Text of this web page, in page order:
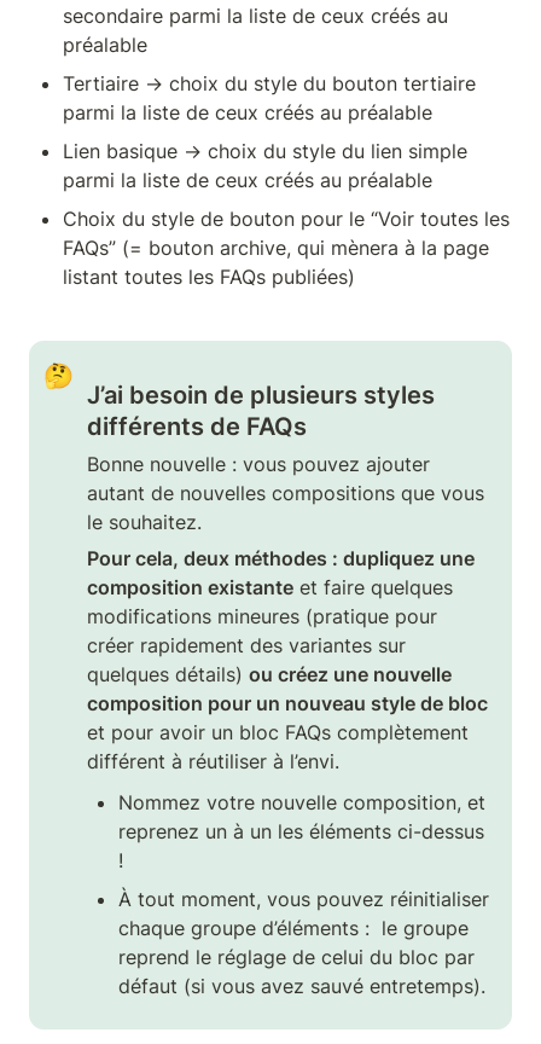
secondaire parmi la liste de ceux créés au
préalable
Tertiaire → choix du style du bouton tertiaire
parmi la liste de ceux créés au préalable
Lien basique → choix du style du lien simple
parmi la liste de ceux créés au préalable
Choix du style de bouton pour le “Voir toutes les
FAQs” (= bouton archive, qui mènera à la page
listant toutes les FAQs publiées)
🤔
J’ai besoin de plusieurs styles
différents de FAQs
Bonne nouvelle : vous pouvez ajouter
autant de nouvelles compositions que vous
le souhaitez.
Pour cela, deux méthodes : dupliquez une
composition existante et faire quelques
modifications mineures (pratique pour
créer rapidement des variantes sur
quelques détails) ou créez une nouvelle
composition pour un nouveau style de bloc
et pour avoir un bloc FAQs complètement
différent à réutiliser à l’envi.
Nommez votre nouvelle composition, et
reprenez un à un les éléments ci-dessus
!
À tout moment, vous pouvez réinitialiser
chaque groupe d’éléments :  le groupe
reprend le réglage de celui du bloc par
défaut (si vous avez sauvé entretemps).